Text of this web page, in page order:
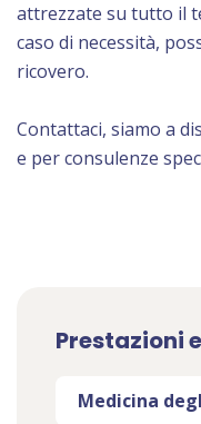
attrezzate su tutto il
caso di necessità,
ricovero.
Contattaci, siamo a
e per consulenze
Prestazioni
Medicina